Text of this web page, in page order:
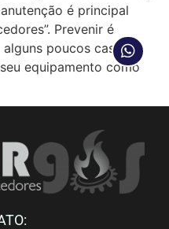
é principal
Prevenir é
poucos casos
equipamento como